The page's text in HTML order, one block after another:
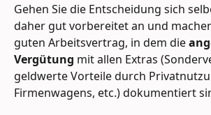
Gehen Sie die Entscheidung sich
daher gut vorbereitet an und
guten Arbeitsvertrag, in dem die
Vergütung mit allen Extras
geldwerte Vorteile durch
Firmenwagens, etc.) dokumentiert